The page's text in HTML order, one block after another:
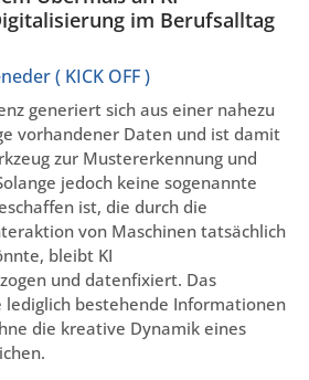
im Berufsalltag
( KICK OFF )
generiert sich aus einer nahezu
vorhandener Daten und ist damit
zur Mustererkennung und
jedoch keine sogenannte
ist, die durch die
von Maschinen tatsächlich
bleibt KI
und datenfixiert. Das
lediglich bestehende Informationen
die kreative Dynamik eines